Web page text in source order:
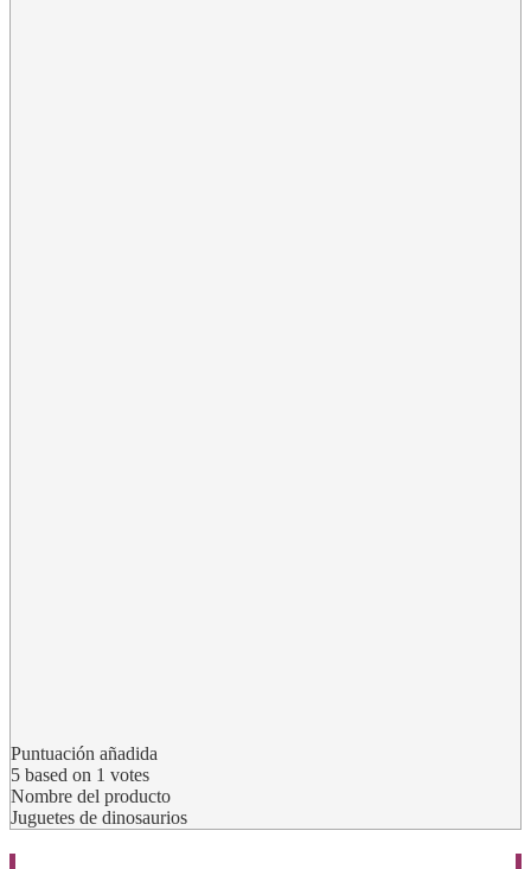
Puntuación añadida
5 based on 1 votes
Nombre del producto
Juguetes de dinosaurios